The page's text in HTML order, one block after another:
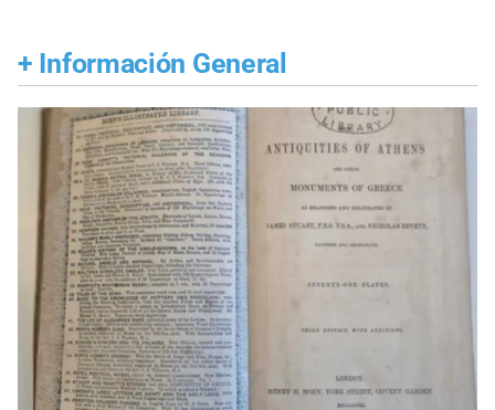
+ Información General